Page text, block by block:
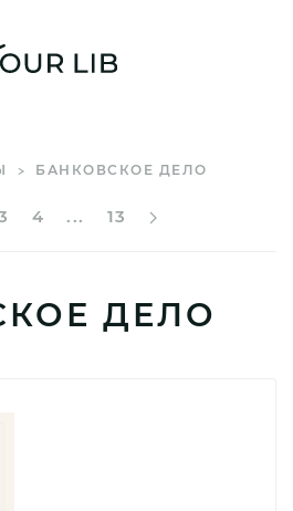
БАНКОВСКОЕ ДЕЛО
4 ... 13
ДЕЛО